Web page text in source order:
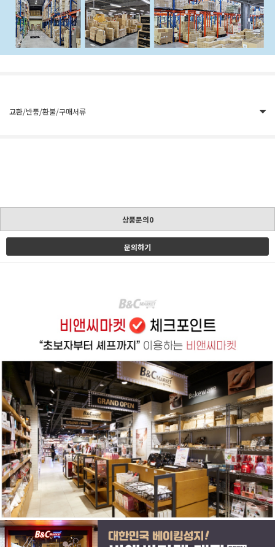
교환/반품/환불/구매서류
상품문의0
문의하기